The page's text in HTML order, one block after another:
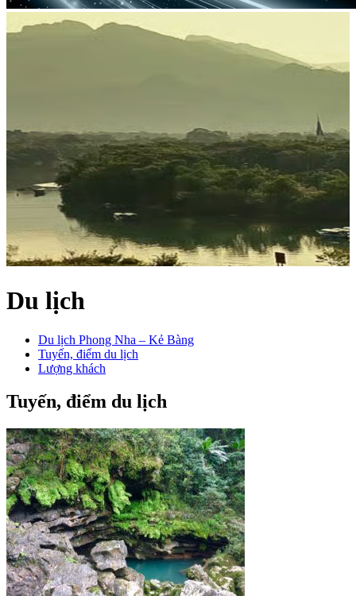
Du lịch
Du lịch Phong Nha – Kẻ Bàng
Tuyến, điểm du lịch
Lượng khách
Tuyến, điểm du lịch